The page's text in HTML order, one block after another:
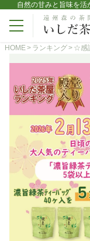
自然の甘みと旨味を活
HOME ランキング ☆感